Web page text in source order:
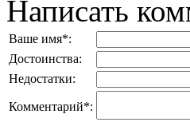
Написать
Ваше имя*:
Достоинства:
Недостатки:
Комментарий*: